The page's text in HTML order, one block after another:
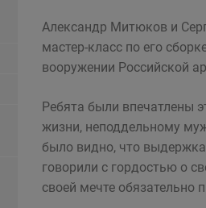
Александр Митюков и
мастер-класс по его
вооружении Российской
Ребята были впечатлены
жизни, неподдельному
было видно, что
говорили с гордостью о
своей мечте обязательно